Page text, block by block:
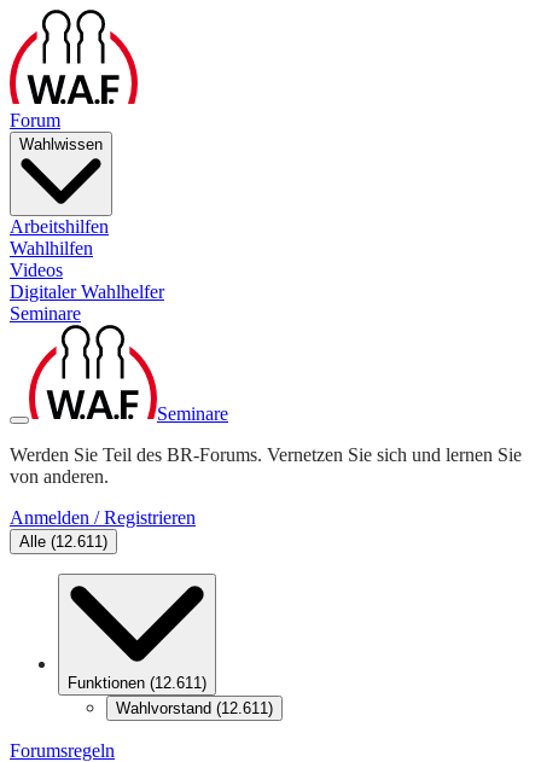
Forum
Wahlwissen
Arbeitshilfen
Wahlhilfen
Videos
Digitaler Wahlhelfer
Seminare
Seminare
Werden Sie Teil des BR-Forums. Vernetzen Sie sich und lernen Sie
von anderen.
Anmelden / Registrieren
Alle (12.611)
Funktionen (12.611)
Wahlvorstand (12.611)
Forumsregeln